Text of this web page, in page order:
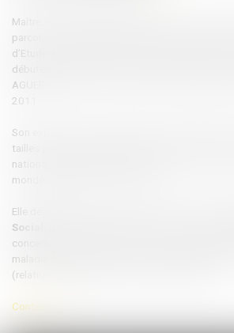
Maître Sahra CHERITI a prêté serment en
parcours universitaire spécialisé en droit social,
d’Etudes du Travail de Lyon, où elle obtient un
débute sa carrière d’avocate en janvier 2005 au
AGUERA AVOCATS, y exerçant en qualité
2011.
Son expertise est recherchée par les
tailles pour lesquelles elle intervient et plaide
national, dans des secteurs relevant du
monde associatif et/ou culturel.
Elle déploie ainsi une action transversale en
Social
concernées), de droit de la sécurité sociale
maladie professionnelle et faute inexcusable)
(relations employeurs / salariés « protégés »).
Contacter